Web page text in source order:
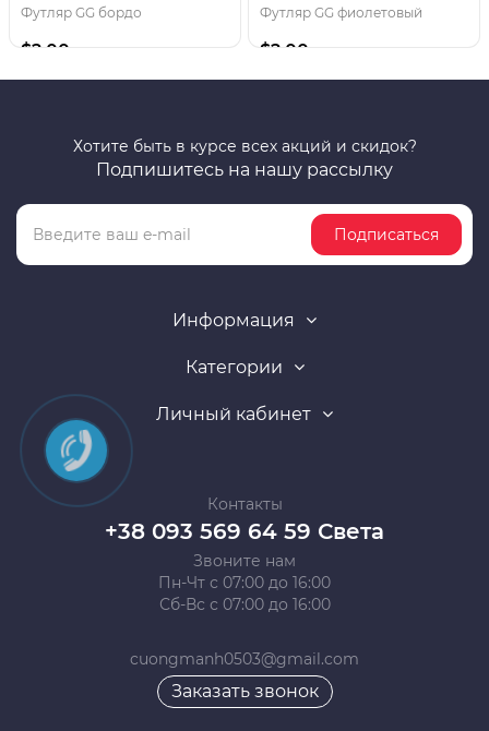
Футляр GG бордо
$2.00
Футляр GG фиолетовый
$2.00
Хотите быть в курсе всех акций и скидок?
Подпишитесь на нашу рассылку
Подписаться
Информация
Категории
Личный кабинет
Контакты
+38 093 569 64 59 Света
Звоните нам
Пн-Чт с 07:00 до 16:00
Сб-Вс с 07:00 до 16:00
cuongmanh0503@gmail.com
Заказать звонок